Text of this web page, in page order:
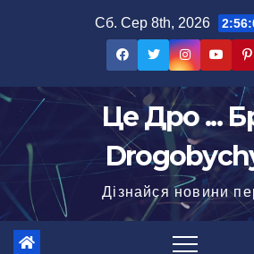
Сб. Сер 8th, 2026
Це Дро ...
Дізнайся новини